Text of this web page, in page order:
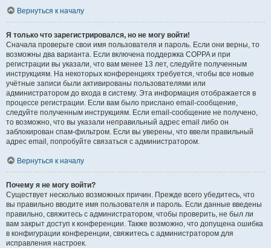
Вернуться к началу
Я только что зарегистрировался, но не могу войти!
Сначала проверьте свои имя пользователя и пароль. Если они верны, то
возможны два варианта. Если включена поддержка COPPA и при
регистрации вы указали, что вам менее 13 лет, следуйте полученным
инструкциям. На некоторых конференциях требуется, чтобы все новые
учётные записи были активированы пользователями или
администратором до входа в систему. Эта информация отображается в
процессе регистрации. Если вам было прислано email-сообщение,
следуйте полученным инструкциям. Если email-сообщение не получено,
то возможно, что вы указали неправильный адрес email либо он
заблокирован спам-фильтром. Если вы уверены, что ввели правильный
адрес email, попробуйте связаться с администратором.
Вернуться к началу
Почему я не могу войти?
Существует несколько возможных причин. Прежде всего убедитесь, что
вы правильно вводите имя пользователя и пароль. Если данные введены
правильно, свяжитесь с администратором, чтобы проверить, не был ли
вам закрыт доступ к конференции. Также возможно, что допущена ошибка
в конфигурации конференции, свяжитесь с администратором для
исправления настроек.